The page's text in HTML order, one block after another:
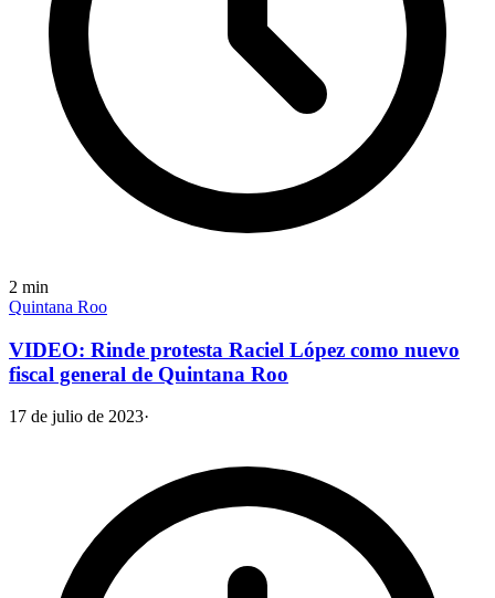
2 min
Quintana Roo
VIDEO: Rinde protesta Raciel López como nuevo
fiscal general de Quintana Roo
17 de julio de 2023·